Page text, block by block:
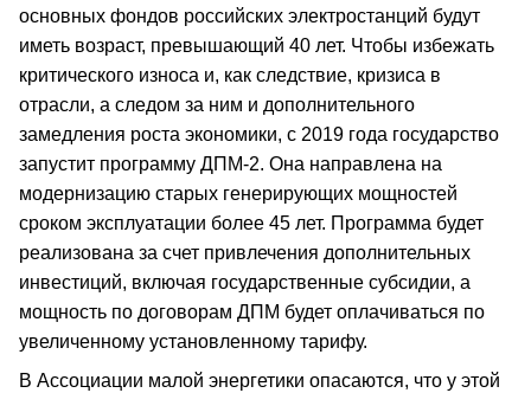
основных фондов российских электростанций будут
иметь возраст, превышающий 40 лет. Чтобы избежать
критического износа и, как следствие, кризиса в
отрасли, а следом за ним и дополнительного
замедления роста экономики, с 2019 года государство
запустит программу ДПМ-2. Она направлена на
модернизацию старых генерирующих мощностей
сроком эксплуатации более 45 лет. Программа будет
реализована за счет привлечения дополнительных
инвестиций, включая государственные субсидии, а
мощность по договорам ДПМ будет оплачиваться по
увеличенному установленному тарифу.
В Ассоциации малой энергетики опасаются, что у этой